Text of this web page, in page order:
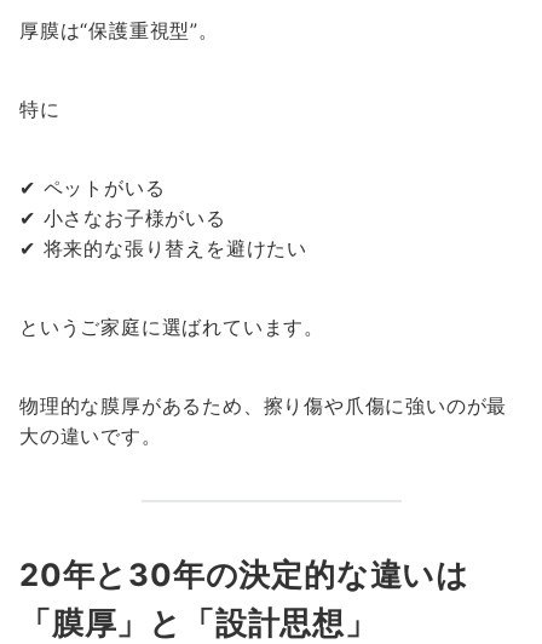
厚膜は“保護重視型”。
特に
✔ ペットがいる
✔ 小さなお子様がいる
✔ 将来的な張り替えを避けたい
というご家庭に選ばれています。
物理的な膜厚があるため、擦り傷や爪傷に強いのが最
大の違いです。
20年と30年の決定的な違いは
「膜厚」と「設計思想」